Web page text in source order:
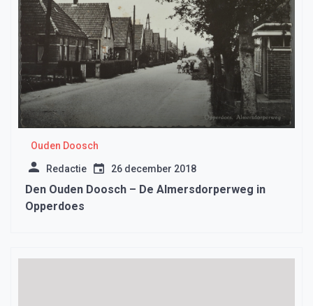
Ouden Doosch
Redactie 26 december 2018
Den Ouden Doosch – De Almersdorperweg in
Opperdoes